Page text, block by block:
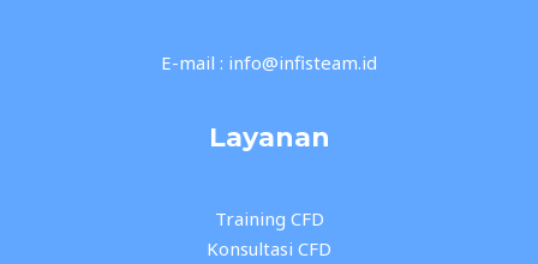
E-mail : info@infisteam.id
Layanan
Training CFD
Konsultasi CFD